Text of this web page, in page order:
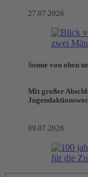
27.07.2026
Sonne von oben
Mit großer
09.07.2026